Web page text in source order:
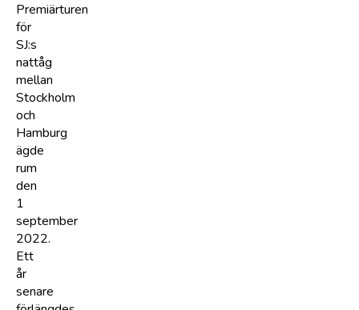
Premiärturen
för
SJ:s
nattåg
mellan
Stockholm
och
Hamburg
ägde
rum
den
1
september
2022.
Ett
år
senare